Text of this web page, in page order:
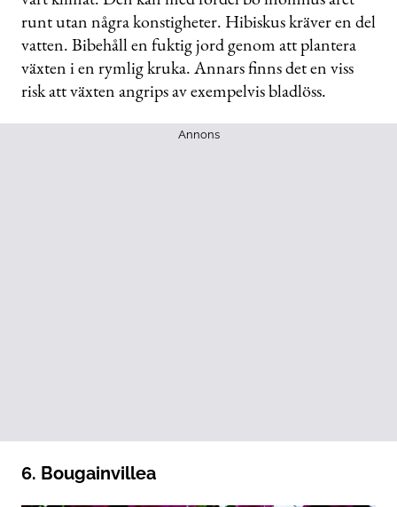
runt utan några konstigheter. Hibiskus kräver en del
vatten. Bibehåll en fuktig jord genom att plantera
växten i en rymlig kruka. Annars finns det en viss
risk att växten angrips av exempelvis bladlöss.
Annons
6. Bougainvillea